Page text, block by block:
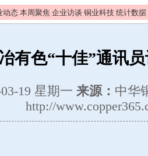
动态 本周聚焦 企业访谈 铜业科技 统计数据
有色“十佳”通讯
19 星期一 来源： 中华
http://